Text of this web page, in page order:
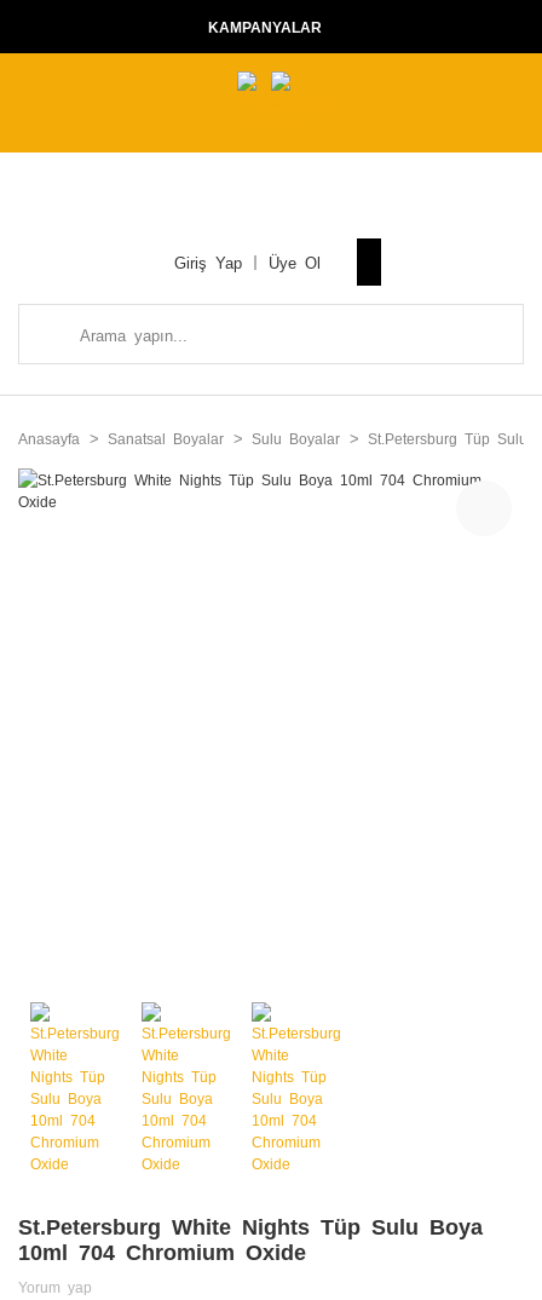
KAMPANYALAR
Giriş Yap Üye Ol
Anasayfa Sanatsal Boyalar Sulu Boyalar St.Petersburg Tüp Sulu
St.Petersburg White Nights Tüp Sulu Boya
10ml 704 Chromium Oxide
Yorum yap